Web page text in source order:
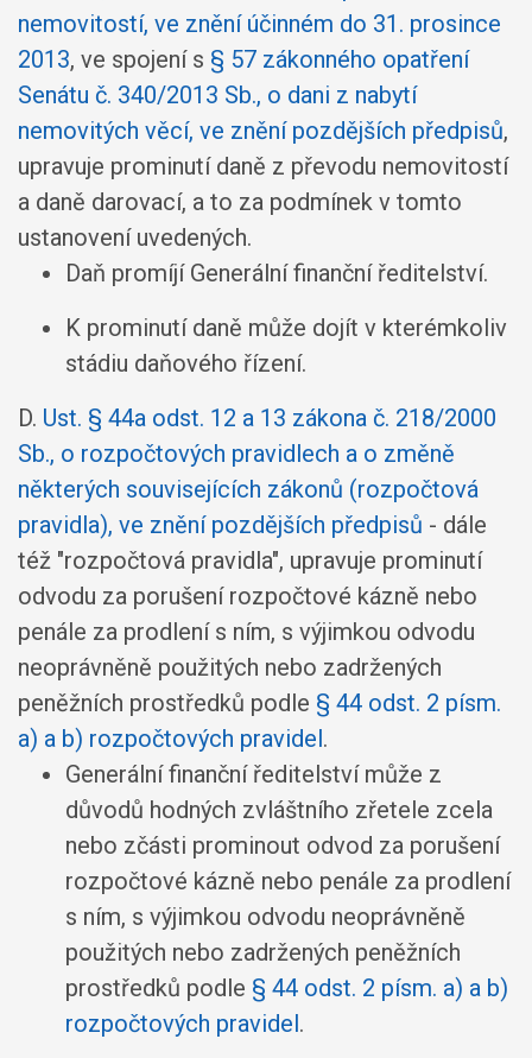
nemovitostí, ve znění účinném do 31. prosince
2013, ve spojení s § 57 zákonného opatření
Senátu č. 340/2013 Sb., o dani z nabytí
nemovitých věcí, ve znění pozdějších předpisů,
upravuje prominutí daně z převodu nemovitostí
a daně darovací, a to za podmínek v tomto
ustanovení uvedených.
Daň promíjí Generální finanční ředitelství.
K prominutí daně může dojít v kterémkoliv
stádiu daňového řízení.
D. Ust. § 44a odst. 12 a 13 zákona č. 218/2000
Sb., o rozpočtových pravidlech a o změně
některých souvisejících zákonů (rozpočtová
pravidla), ve znění pozdějších předpisů - dále
též "rozpočtová pravidla", upravuje prominutí
odvodu za porušení rozpočtové kázně nebo
penále za prodlení s ním, s výjimkou odvodu
neoprávněně použitých nebo zadržených
peněžních prostředků podle § 44 odst. 2 písm.
a) a b) rozpočtových pravidel.
Generální finanční ředitelství může z
důvodů hodných zvláštního zřetele zcela
nebo zčásti prominout odvod za porušení
rozpočtové kázně nebo penále za prodlení
s ním, s výjimkou odvodu neoprávněně
použitých nebo zadržených peněžních
prostředků podle § 44 odst. 2 písm. a) a b)
rozpočtových pravidel.